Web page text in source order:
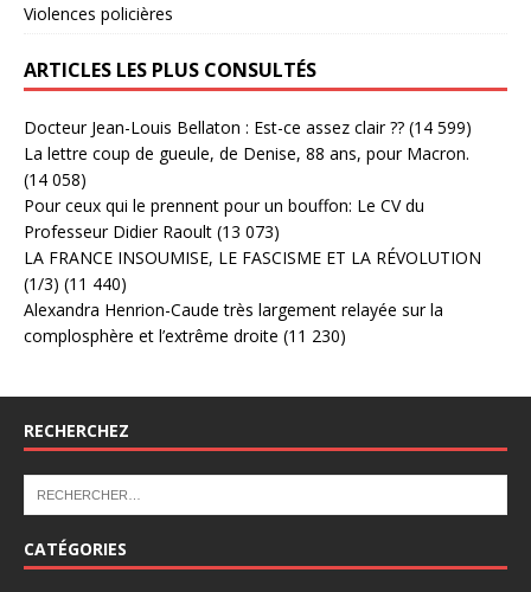
Violences policières
ARTICLES LES PLUS CONSULTÉS
Docteur Jean-Louis Bellaton : Est-ce assez clair ?? (14 599)
La lettre coup de gueule, de Denise, 88 ans, pour Macron.
(14 058)
Pour ceux qui le prennent pour un bouffon: Le CV du
Professeur Didier Raoult (13 073)
LA FRANCE INSOUMISE, LE FASCISME ET LA RÉVOLUTION
(1/3) (11 440)
Alexandra Henrion-Caude très largement relayée sur la
complosphère et l’extrême droite (11 230)
RECHERCHEZ
CATÉGORIES